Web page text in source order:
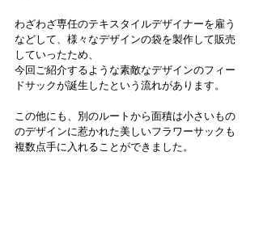
わざわざ専任のテキスタイルデザイナーを雇う
などして、様々なデザインの袋を製作して販売
していったため、
今回ご紹介するような素敵なデザインのフィー
ドサックが誕生したという流れがあります。
この他にも、別のルートから面積は小さいもの
のデザインに惹かれた美しいフラワーサックも
複数点手に入れることができました。